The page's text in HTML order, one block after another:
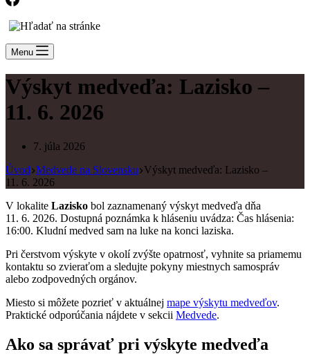
Menu
Výskyt medveďa: Lazisko –
11. 6. 2026
7. júla 2026
Úvod Medvede na Slovensku Výskyt medveďa: Lazisko –
11. 6. 2026
V lokalite Lazisko bol zaznamenaný výskyt medveďa dňa
11. 6. 2026. Dostupná poznámka k hláseniu uvádza: Čas hlásenia:
16:00. Kludní medved sam na luke na konci laziska.
Pri čerstvom výskyte v okolí zvýšte opatrnosť, vyhnite sa priamemu
kontaktu so zvieraťom a sledujte pokyny miestnych samospráv
alebo zodpovedných orgánov.
Miesto si môžete pozrieť v aktuálnej mape výskytu medveďov.
Praktické odporúčania nájdete v sekcii Medvede.
Ako sa správať pri výskyte medveďa